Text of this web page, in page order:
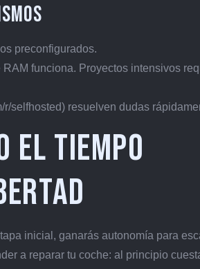
preconfigurados.
funciona. Proyectos intensivos
selfhosted) resuelven dudas
el tiempo
inicial, ganarás autonomía para
a reparar tu coche: al principio